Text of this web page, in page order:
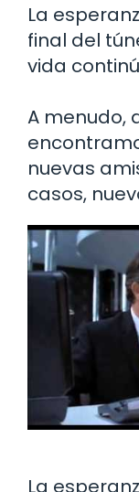
La
final del
vida
A menudo,
nuevas
casos,
La